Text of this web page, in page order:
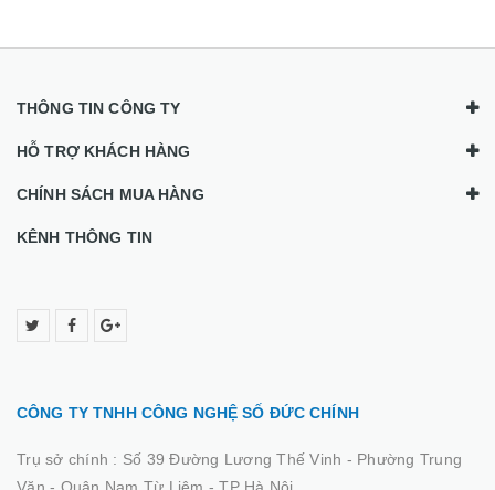
THÔNG TIN CÔNG TY
HỖ TRỢ KHÁCH HÀNG
CHÍNH SÁCH MUA HÀNG
KÊNH THÔNG TIN
CÔNG TY TNHH CÔNG NGHỆ SỐ ĐỨC CHÍNH
Trụ sở chính : Số 39 Đường Lương Thế Vinh - Phường Trung